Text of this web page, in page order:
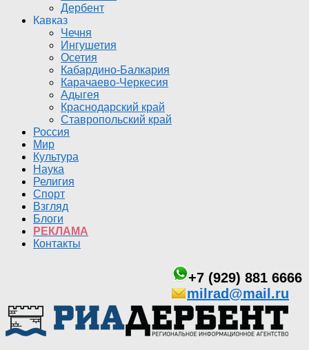
Дербент
Кавказ
Чечня
Ингушетия
Осетия
Кабардино-Балкария
Карачаево-Черкесия
Адыгея
Краснодарский край
Ставропольский край
Россия
Мир
Культура
Наука
Религия
Спорт
Взгляд
Блоги
РЕКЛАМА
Контакты
+7 (929) 881 6666
milrad@mail.ru